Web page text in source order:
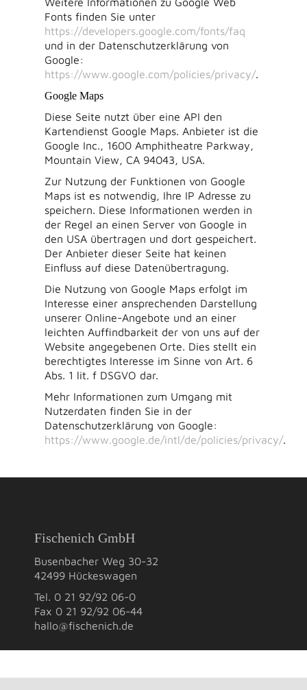
Fonts finden Sie unter
https://developers.google.com/fonts/faq
und in der Datenschutzerklärung von
Google:
https://www.google.com/policies/privacy/.
Google Maps
Diese Seite nutzt über eine API den
Kartendienst Google Maps. Anbieter ist die
Google Inc., 1600 Amphitheatre Parkway,
Mountain View, CA 94043, USA.
Zur Nutzung der Funktionen von Google
Maps ist es notwendig, Ihre IP Adresse zu
speichern. Diese Informationen werden in
der Regel an einen Server von Google in
den USA übertragen und dort gespeichert.
Der Anbieter dieser Seite hat keinen
Einfluss auf diese Datenübertragung.
Die Nutzung von Google Maps erfolgt im
Interesse einer ansprechenden Darstellung
unserer Online-Angebote und an einer
leichten Auffindbarkeit der von uns auf der
Website angegebenen Orte. Dies stellt ein
berechtigtes Interesse im Sinne von Art. 6
Abs. 1 lit. f DSGVO dar.
Mehr Informationen zum Umgang mit
Nutzerdaten finden Sie in der
Datenschutzerklärung von Google:
https://www.google.de/intl/de/policies/privacy/.
Fischenich GmbH
Busenbacher Weg 30-32
42499 Hückeswagen
Tel. 0 21 92/92 06-0
Fax 0 21 92/92 06-44
hallo@fischenich.de